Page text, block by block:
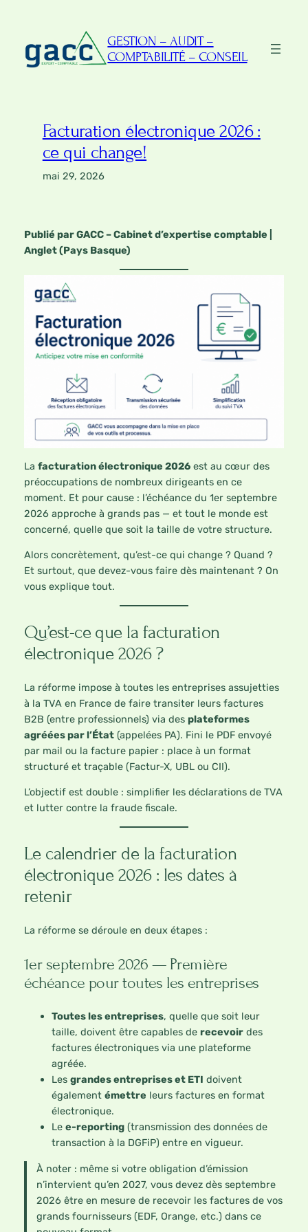
contenu
GESTION – AUDIT –
COMPTABILITÉ – CONSEIL
Facturation électronique 2026 :
ce qui change!
mai 29, 2026
Publié par GACC – Cabinet d’expertise comptable |
Anglet (Pays Basque)
La facturation électronique 2026est au cœur des
préoccupations de nombreux dirigeants en ce
moment. Et pour cause : l’échéance du 1er septembre
2026 approche à grands pas — et tout le monde est
concerné, quelle que soit la taille de votre structure.
Alors concrètement, qu’est-ce qui change ? Quand ?
Et surtout, que devez-vous faire dès maintenant ? On
vous explique tout.
Qu’est-ce que la facturation
électronique 2026 ?
La réforme impose à toutes les entreprises assujetties
à la TVA en France de faire transiter leurs factures
B2B (entre professionnels) via des plateformes
agréées par l’État(appelées PA). Fini le PDF envoyé
par mail ou la facture papier : place à un format
structuré et traçable (Factur-X, UBL ou CII).
L’objectif est double : simplifier les déclarations de TVA
et lutter contre la fraude fiscale.
Le calendrier de la facturation
électronique 2026 : les dates à
retenir
La réforme se déroule en deux étapes :
1er septembre 2026 — Première
échéance pour toutes les entreprises
Toutes les entreprises, quelle que soit leur
taille, doivent être capables de recevoirdes
factures électroniques via une plateforme
agréée.
Les grandes entreprises et ETI doivent
également émettre leurs factures en format
électronique.
Le e-reporting(transmission des données de
transaction à la DGFiP) entre en vigueur.
À noter : même si votre obligation d’émission
n’intervient qu’en 2027, vous devez dès septembre
2026 être en mesure de recevoir les factures de vos
grands fournisseurs (EDF, Orange, etc.) dans ce